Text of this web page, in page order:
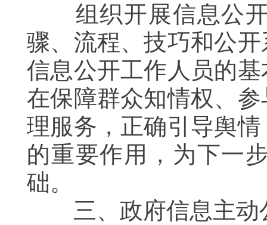
组织开展信息公开
骤、流程、技巧和公
信息公开工作人员的
在保障群众知情权、
理服务，正确引导舆
的重要作用，为下一
础。
三、政府信息主动